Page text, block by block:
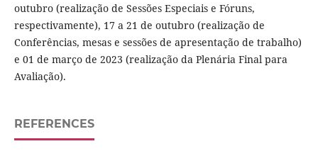
outubro (realização de Sessões Especiais e Fóruns,
respectivamente), 17 a 21 de outubro (realização de
Conferências, mesas e sessões de apresentação de trabalho)
e 01 de março de 2023 (realização da Plenária Final para
Avaliação).
REFERENCES